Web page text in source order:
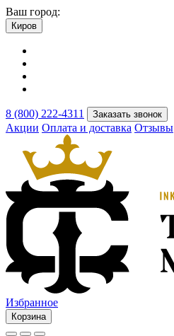
Ваш город:
Киров
8 (800) 222-4311 Заказать звонок
Акции Оплата и доставка Отзывы
Избранное
Корзина